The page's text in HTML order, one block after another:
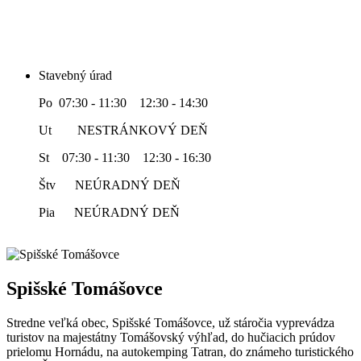
Stavebný úrad
Po 07:30 - 11:30 12:30 - 14:30
Ut NESTRÁNKOVÝ DEŇ
St 07:30 - 11:30 12:30 - 16:30
Štv NEÚRADNÝ DEŇ
Pia NEÚRADNÝ DEŇ
Spišské Tomášovce
Stredne veľká obec, Spišské Tomášovce, už stáročia vyprevádza
turistov na majestátny Tomášovský výhľad, do hučiacich prúdov
prielomu Hornádu, na autokemping Tatran, do známeho turistického